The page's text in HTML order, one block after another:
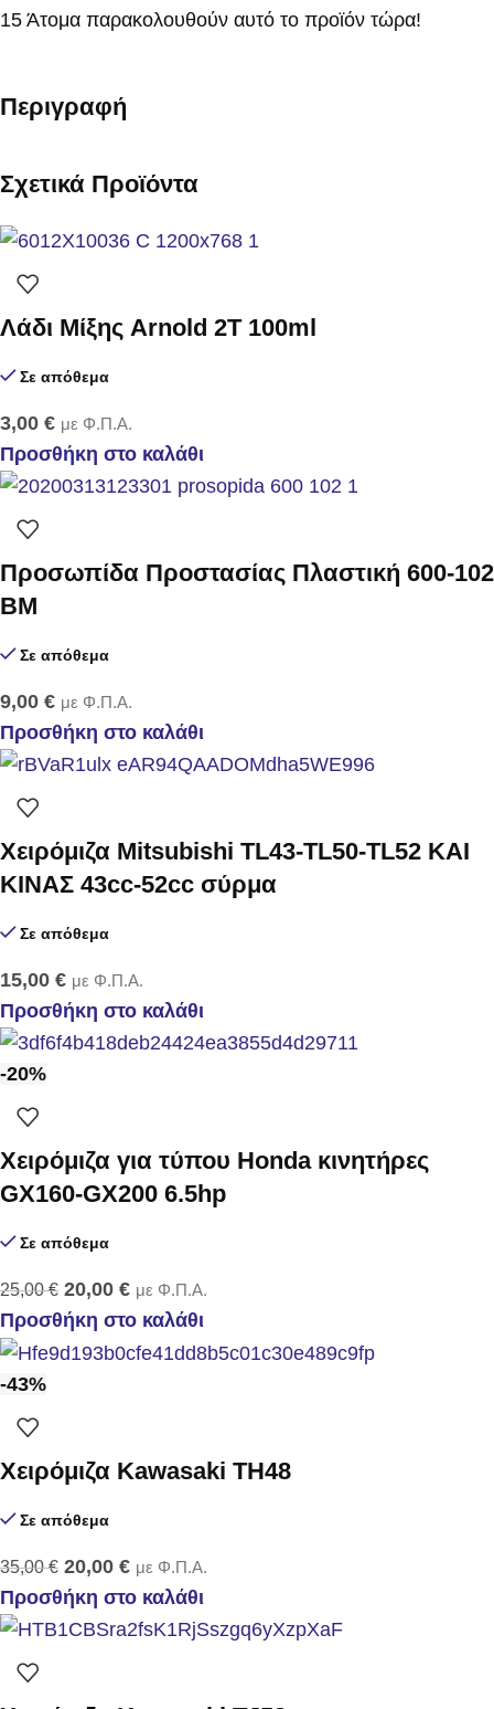
15 Άτομα παρακολουθούν αυτό το προϊόν τώρα!
Περιγραφή
Σχετικά Προϊόντα
Λάδι Μίξης Arnold 2T 100ml
Σε απόθεμα
3,00 € με Φ.Π.Α.
Προσθήκη στο καλάθι
Προσωπίδα Προστασίας Πλαστική 600-102
BM
Σε απόθεμα
9,00 € με Φ.Π.Α.
Προσθήκη στο καλάθι
Χειρόμιζα Mitsubishi TL43-TL50-TL52 KAI
KINAΣ 43cc-52cc σύρμα
Σε απόθεμα
15,00 € με Φ.Π.Α.
Προσθήκη στο καλάθι
-20%
Χειρόμιζα για τύπου Ηonda κινητήρες
GX160-GX200 6.5hp
Σε απόθεμα
25,00€ 20,00 € με Φ.Π.Α.
Προσθήκη στο καλάθι
-43%
Xειρόμιζα Kawasaki TH48
Σε απόθεμα
35,00€ 20,00 € με Φ.Π.Α.
Προσθήκη στο καλάθι